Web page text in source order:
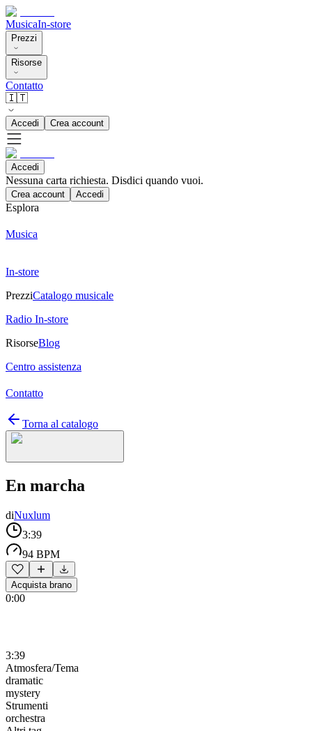
MusicaIn-store
Prezzi
Risorse
Contatto
🇮🇹
Accedi Crea account
Accedi
Nessuna carta richiesta. Disdici quando vuoi.
Crea account Accedi
Esplora
Musica
In-store
PrezziCatalogo musicale
Radio In-store
RisorseBlog
Centro assistenza
Contatto
Torna al catalogo
En marcha
diNuxlum
3:39
94 BPM
Acquista brano
0:00
3:39
Atmosfera/Tema
dramatic
mystery
Strumenti
orchestra